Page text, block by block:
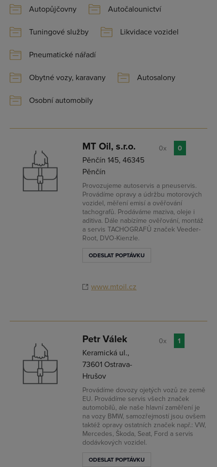
Autopůjčovny Autočalounictví
Tuningové služby Likvidace vozidel
Pneumatické nářadí
Obytné vozy, karavany Autosalony
Osobní automobily
MT Oil, s.r.o.
Pěnčín 145, 46345
Pěnčín
Provozujeme autoservis a pneuservis.
Provádíme opravy a údržbu motorových
vozidel, měření emisí a ověřování
tachografů. Prodáváme maziva, oleje i
aditiva. Dále nabízíme ověřování, montáž
a servis TACHOGRAFŮ značek Veeder-
Root, DVO-Kienzle.
ODESLAT POPTÁVKU
www.mtoil.cz
0x 0
Petr Válek
Keramická ul.,
73601 Ostrava-
Hrušov
Provádíme dovozy ojetých vozů ze země
EU. Provádíme servis všech značek
automobilů, ale naše hlavní zaměření je
na vozy BMW, samozřejmostí jsou ovšem
taktéž opravy ostatních značek např.: VW,
Mercedes, Škoda, Seat, Ford a servis
dodávkových vozidel.
ODESLAT POPTÁVKU
0x 1